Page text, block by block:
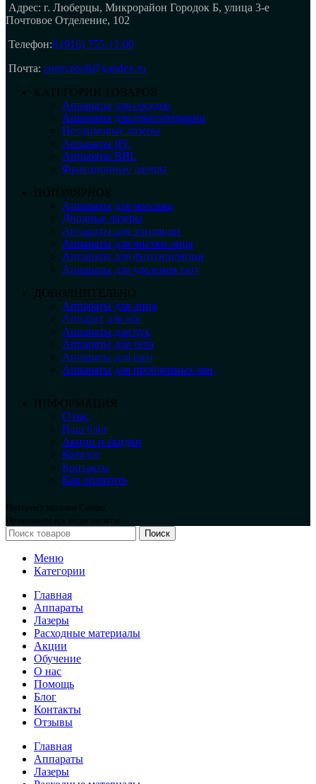
Адрес: г. Люберцы, Микрорайон Городок Б, улица 3-е
Почтовое Отделение, 102
Телефон:8 (916) 755-12-00
Почта: cosm.profi@yandex.ru
КАТЕГОРИИ ТОВАРОВ
Аппараты для сосудов
Аппараты для прессотерапии
Неодимовые лазеры
Аппараты IPL
Аппараты BBL
Фракционные лазеры
ПОПУЛЯРНОЕ
Аппараты для массажа
Диодные лазеры
Аппараты для эпиляции
Аппараты для чистки лица
Аппараты для фотоэпиляции
Аппараты для удаления тату
ДОПОЛНИТЕЛЬНО
Аппараты для лица
Аппарат для ног
Аппараты для рук
Аппараты для тела
Аппараты для шеи
Аппараты для проблемных зон
ИНФОРМАЦИЯ
О нас
Наш блог
Акции и скидки
Каталог
Контакты
Как оплатить
Интернет магазин Cosmo
Принимаем все виды оплаты.
Поиск
Меню
Категории
Главная
Аппараты
Лазеры
Расходные материалы
Акции
Обучение
О нас
Помощь
Блог
Контакты
Отзывы
Главная
Аппараты
Лазеры